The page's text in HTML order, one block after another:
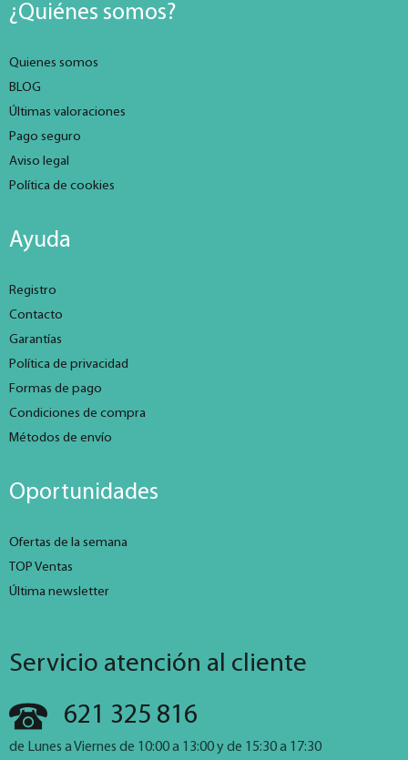
¿Quiénes somos?
Quienes somos
BLOG
Últimas valoraciones
Pago seguro
Aviso legal
Política de cookies
Ayuda
Registro
Contacto
Garantías
Política de privacidad
Formas de pago
Condiciones de compra
Métodos de envío
Oportunidades
Ofertas de la semana
TOP Ventas
Última newsletter
Servicio atención al cliente
621 325 816
de Lunes a Viernes de 10:00 a 13:00 y de 15:30 a 17:30